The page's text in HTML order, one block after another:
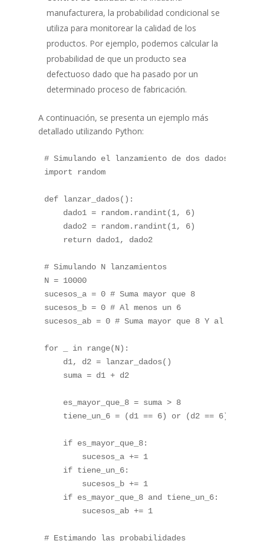
manufacturera, la probabilidad condicional se
utiliza para monitorear la calidad de los
productos. Por ejemplo, podemos calcular la
probabilidad de que un producto sea
defectuoso dado que ha pasado por un
determinado proceso de fabricación.
A continuación, se presenta un ejemplo más
detallado utilizando Python:
# Simulando el lanzamiento de dos dados
import random
def lanzar_dados( ) :
    dado1
= random. randint(1, 6)
    dado2
= random. randint(1, 6)
return dado1, dado2
# Simulando N lanzamientos
N = 10000
sucesos_a = 0 # Suma mayor que 8
sucesos_b = 0 # Al menos un 6
sucesos_ab = 0 # Suma mayor que 8 Y al menos
for in range(N) :
    d1
, d2 = lanzar_dados( )
    suma
= d1 + d2
    es_mayor_que_8
= suma > 8
    tiene_un_6
= (d1 == 6) or (d2 == 6)
if es_mayor_que_8:
        sucesos_a
+= 1
if tiene_un_6:
        sucesos_b
+= 1
if es_mayor_que_8 and tiene_un_6:
        sucesos_ab
+= 1
# Estimando las probabilidades